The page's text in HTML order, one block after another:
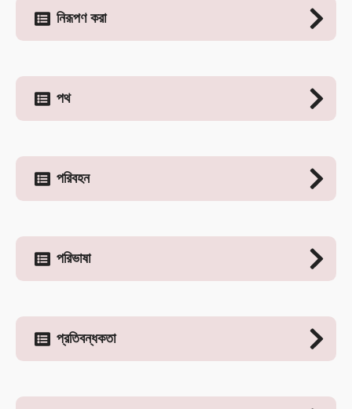
নিরূপণ করা
পথ
পরিবহন
পরিভাষা
প্রতিবন্ধকতা